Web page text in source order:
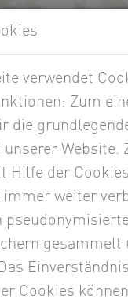
verwendet
Zum
die
Website.
Hilfe der
immer weiter
gesammelt
Cookies